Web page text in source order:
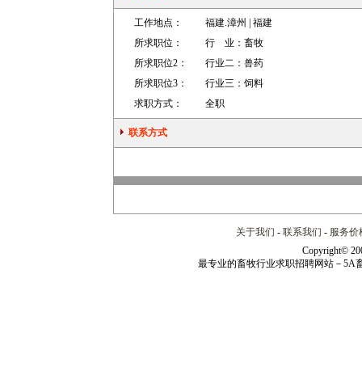
工作地点：
福建.漳州 | 福建
所求职位：
行 业： 畜牧
所求职位2：
行业二： 兽药
所求职位3：
行业三： 饲料
求职方式：
全职
联系方式
关于我们 - 联系我们 - 服务价
Copyright©
最专业的畜牧行业求职招聘网站－5A